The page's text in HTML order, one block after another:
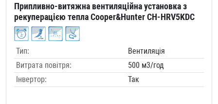
Припливно-витяжна вентиляційна установка з
рекуперацією тепла Cooper&Hunter CH-HRV5KDC
Тип:
Вентиляція
Витрата повітря:
500 м3/год
Інвертор:
Так